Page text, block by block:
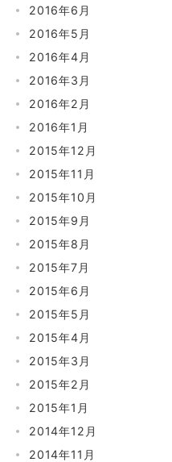
2016年6月
2016年5月
2016年4月
2016年3月
2016年2月
2016年1月
2015年12月
2015年11月
2015年10月
2015年9月
2015年8月
2015年7月
2015年6月
2015年5月
2015年4月
2015年3月
2015年2月
2015年1月
2014年12月
2014年11月